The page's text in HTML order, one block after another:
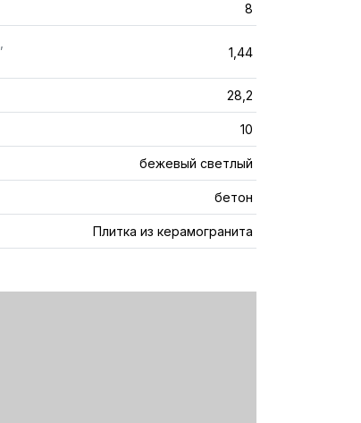
8
1,44
28,2
10
бежевый светлый
бетон
Плитка из керамогранита